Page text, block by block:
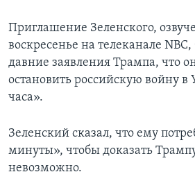
Приглашение Зеленского,
воскресенье на телеканале
давние заявления Трампа, что
остановить российскую войну в
часа».
Зеленский сказал, что ему
минуты», чтобы доказать
невозможно.